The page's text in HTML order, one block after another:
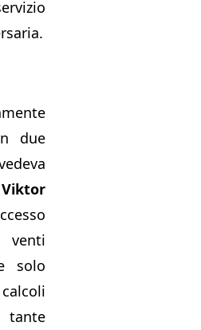
due
Viktor
venti
solo
tante